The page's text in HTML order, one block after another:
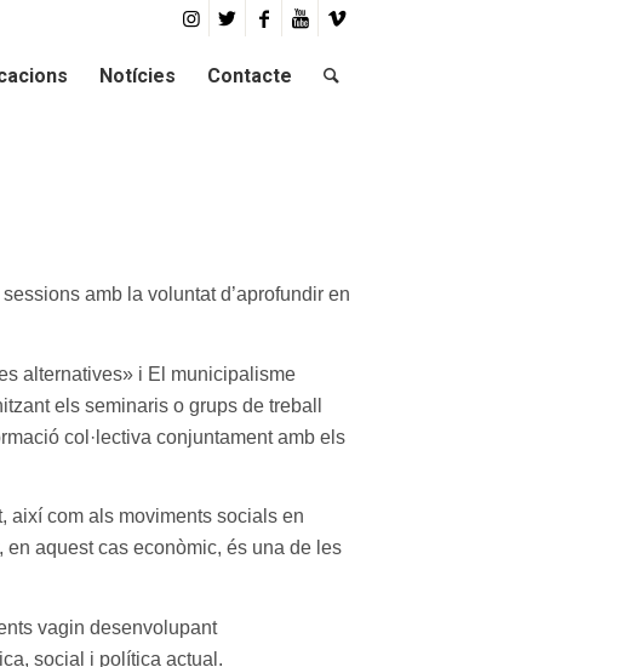
Notícies Contacte
amb la voluntat d’aprofundir en
alternatives» i El municipalisme
els seminaris o grups de treball
col·lectiva conjuntament amb els
així com als moviments socials en
aquest cas econòmic, és una de les
vagin desenvolupant
social i política actual.